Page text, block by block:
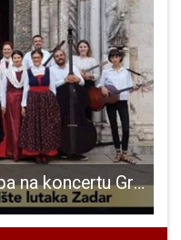
HKUD Široka Kula nastupa na koncertu Gradu Za dar u Zadru